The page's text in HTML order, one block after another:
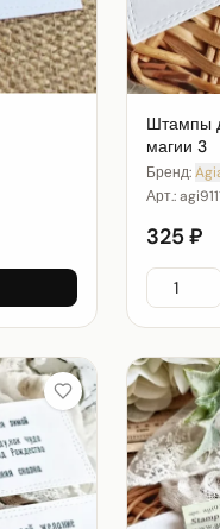
Штампы
магии 3
Бренд:
Арт.:
325 ₽